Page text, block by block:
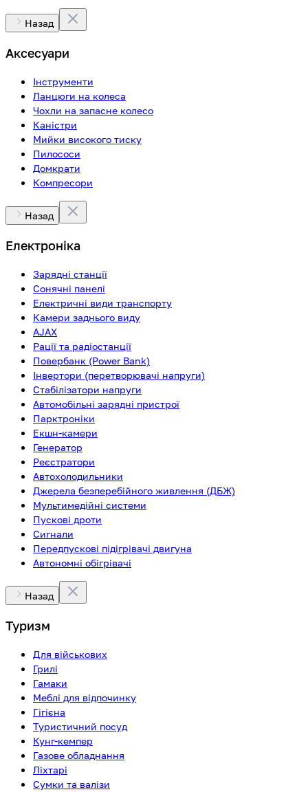
Назад
Аксесуари
Інструменти
Ланцюги на колеса
Чохли на запасне колесо
Каністри
Мийки високого тиску
Пилососи
Домкрати
Компресори
Назад
Електроніка
Зарядні станції
Сонячні панелі
Електричні види транспорту
Камери заднього виду
AJAX
Рації та радіостанції
Повербанк (Power Bank)
Інвертори (перетворювачі напруги)
Стабілізатори напруги
Автомобільні зарядні пристрої
Парктроніки
Екшн-камери
Генератор
Реєстратори
Автохолодильники
Джерела безперебійного живлення (ДБЖ)
Мультимедійні системи
Пускові дроти
Сигнали
Передпускові підігрівачі двигуна
Автономні обігрівачі
Назад
Туризм
Для військових
Грилі
Гамаки
Меблі для відпочинку
Гігієна
Туристичний посуд
Кунг-кемпер
Газове обладнання
Ліхтарі
Сумки та валізи